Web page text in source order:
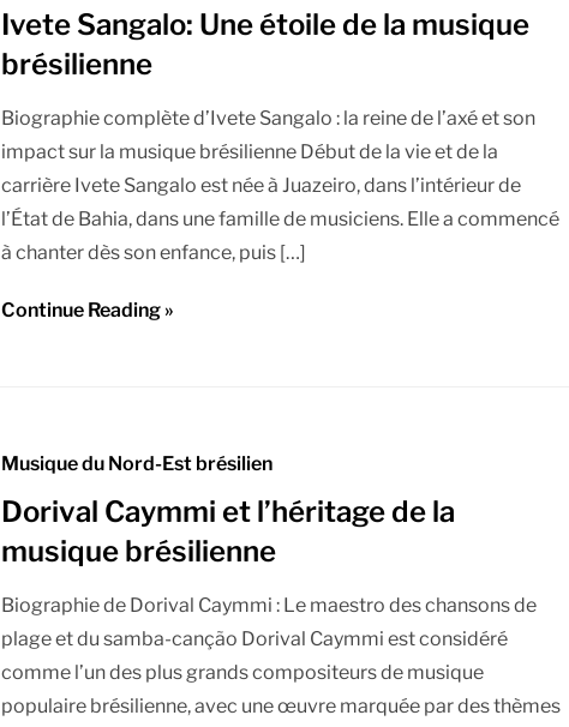
Ivete Sangalo: Une étoile de la musique
brésilienne
Biographie complète d’Ivete Sangalo : la reine de l’axé et son
impact sur la musique brésilienne Début de la vie et de la
carrière Ivete Sangalo est née à Juazeiro, dans l’intérieur de
l’État de Bahia, dans une famille de musiciens. Elle a commencé
à chanter dès son enfance, puis […]
Continue Reading »
Musique du Nord-Est brésilien
Dorival Caymmi et l’héritage de la
musique brésilienne
Biographie de Dorival Caymmi : Le maestro des chansons de
plage et du samba-canção Dorival Caymmi est considéré
comme l’un des plus grands compositeurs de musique
populaire brésilienne, avec une œuvre marquée par des thèmes